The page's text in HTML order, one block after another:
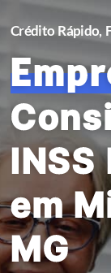
Crédito Rápido,
INSS
em
MG